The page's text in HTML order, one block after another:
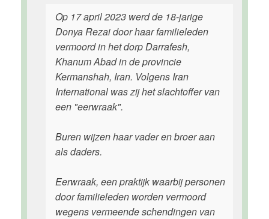
Op 17 april 2023 werd de 18-jarige
Donya Rezai door haar familieleden
vermoord in het dorp Darrafesh,
Khanum Abad in de provincie
Kermanshah, Iran. Volgens Iran
International was zij het slachtoffer van
een "eerwraak".
Buren wijzen haar vader en broer aan
als daders.
Eerwraak, een praktijk waarbij personen
door familieleden worden vermoord
wegens vermeende schendingen van